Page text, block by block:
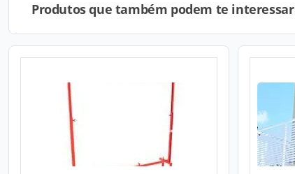
Produtos que também podem te interessar